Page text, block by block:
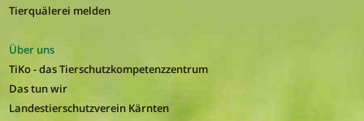
Tierquälerei melden
Über uns
TiKo - das Tierschutzkompetenzzentrum
Das tun wir
Landestierschutzverein Kärnten